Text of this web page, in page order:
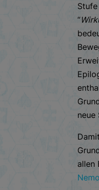
Stufe
“
neue
allen